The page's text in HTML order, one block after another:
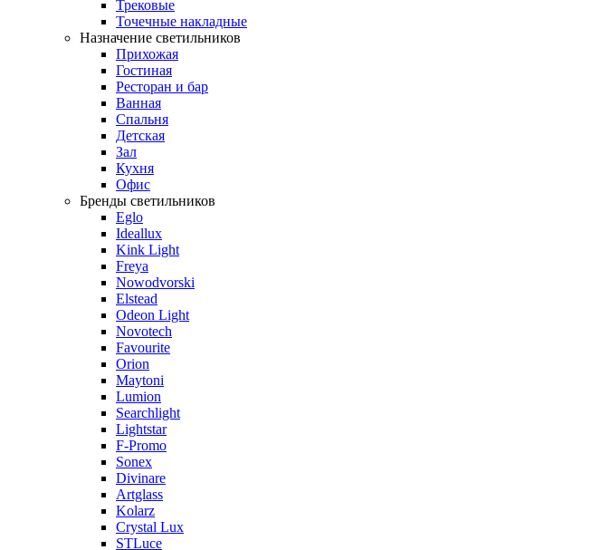
Трековые
Точечные накладные
Назначение светильников
Прихожая
Гостиная
Ресторан и бар
Ванная
Спальня
Детская
Зал
Кухня
Офис
Бренды светильников
Eglo
Ideallux
Kink Light
Freya
Nowodvorski
Elstead
Odeon Light
Novotech
Favourite
Orion
Maytoni
Lumion
Searchlight
Lightstar
F-Promo
Sonex
Divinare
Artglass
Kolarz
Crystal Lux
STLuce